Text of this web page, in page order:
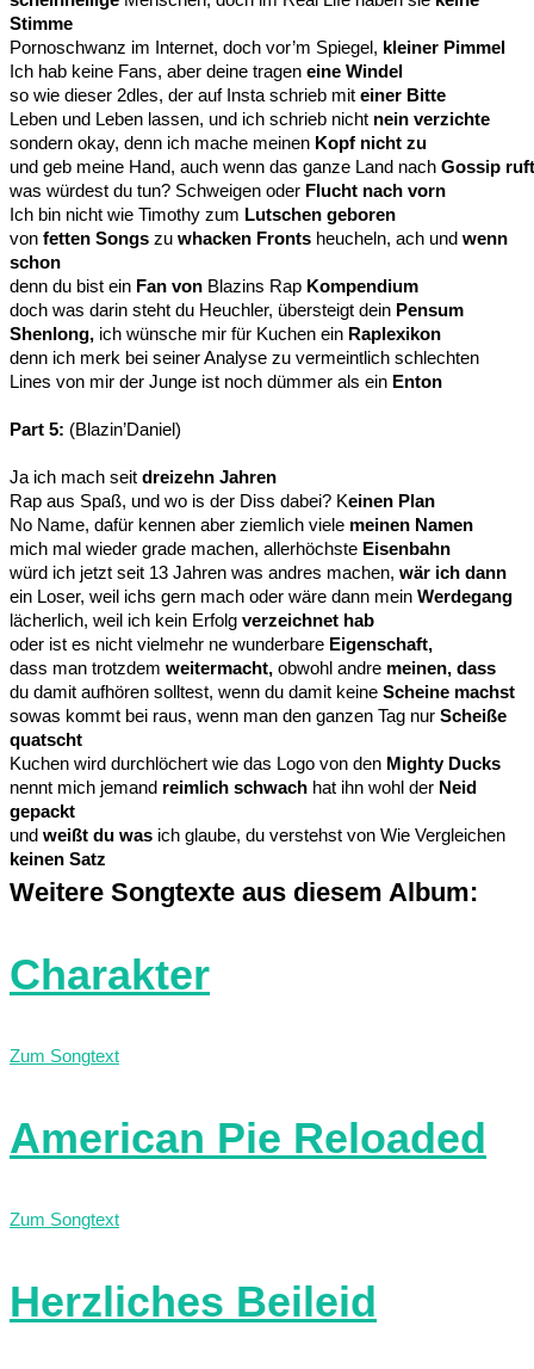
Stimme
Pornoschwanz im Internet, doch vor’m Spiegel, kleiner Pimmel
Ich hab keine Fans, aber deine tragen eine Windel
so wie dieser 2dles, der auf Insta schrieb mit einer Bitte
Leben und Leben lassen, und ich schrieb nicht nein verzichte
sondern okay, denn ich mache meinen Kopf nicht zu
und geb meine Hand, auch wenn das ganze Land nach Gossip ruft
was würdest du tun? Schweigen oder Flucht nach vorn
Ich bin nicht wie Timothy zum Lutschen geboren
von fetten Songs zu whacken Fronts heucheln, ach und wenn
schon
denn du bist ein Fan von Blazins Rap Kompendium
doch was darin steht du Heuchler, übersteigt dein Pensum
Shenlong, ich wünsche mir für Kuchen ein Raplexikon
denn ich merk bei seiner Analyse zu vermeintlich schlechten
Lines von mir der Junge ist noch dümmer als ein Enton
Part 5: (Blazin’Daniel)
Ja ich mach seit dreizehn Jahren
Rap aus Spaß, und wo is der Diss dabei? Keinen Plan
No Name, dafür kennen aber ziemlich viele meinen Namen
mich mal wieder grade machen, allerhöchste Eisenbahn
würd ich jetzt seit 13 Jahren was andres machen, wär ich dann
ein Loser, weil ichs gern mach oder wäre dann mein Werdegang
lächerlich, weil ich kein Erfolg verzeichnet hab
oder ist es nicht vielmehr ne wunderbare Eigenschaft,
dass man trotzdem weitermacht, obwohl andre meinen, dass
du damit aufhören solltest, wenn du damit keine Scheine machst
sowas kommt bei raus, wenn man den ganzen Tag nur Scheiße
quatscht
Kuchen wird durchlöchert wie das Logo von den Mighty Ducks
nennt mich jemand reimlich schwach hat ihn wohl der Neid
gepackt
und weißt du was ich glaube, du verstehst von Wie Vergleichen
keinen Satz
Weitere Songtexte aus diesem Album:
Charakter
Zum Songtext
American Pie Reloaded
Zum Songtext
Herzliches Beileid